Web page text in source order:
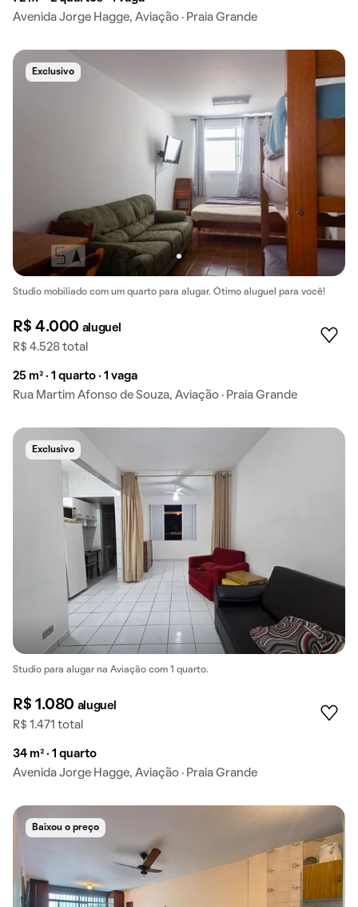
Avenida Jorge Hagge, Aviação · Praia Grande
Exclusivo
Studio mobiliado com um quarto para alugar. Ótimo aluguel para você!
R$ 4.000 aluguel
R$ 4.528 total
25 m² · 1 quarto · 1 vaga
Rua Martim Afonso de Souza, Aviação · Praia Grande
Exclusivo
Studio para alugar na Aviação com 1 quarto.
R$ 1.080 aluguel
R$ 1.471 total
34 m² · 1 quarto
Avenida Jorge Hagge, Aviação · Praia Grande
Baixou o preço